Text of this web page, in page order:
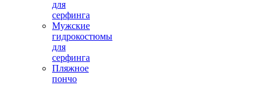
для
серфинга
Мужские
гидрокостюмы
для
серфинга
Пляжное
пончо